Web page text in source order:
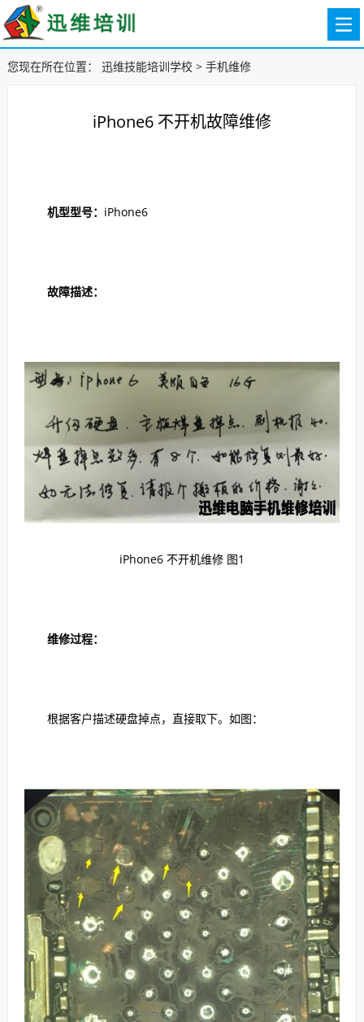
您现在所在位置： 迅维技能培训学校> 手机维修
iPhone6 不开机故障维修
机型型号： iPhone6
故障描述：
iPhone6 不开机维修 图1
维修过程：
根据客户描述硬盘掉点，直接取下。如图：